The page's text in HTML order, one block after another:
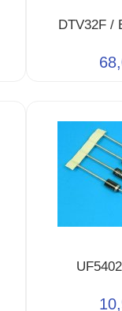
DTV32F /